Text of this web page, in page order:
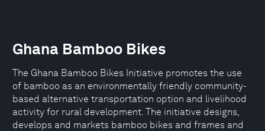
Ghana Bamboo Bikes
The Ghana Bamboo Bikes Initiative promotes the use
of bamboo as an environmentally friendly community-
based alternative transportation option and livelihood
activity for rural development. The initiative designs,
develops and markets bamboo bikes and frames and